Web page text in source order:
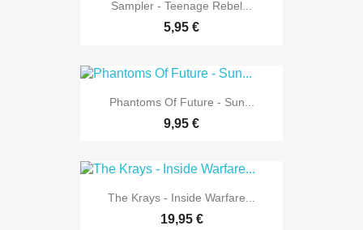
Sampler - Teenage Rebel...
5,95 €
Phantoms Of Future - Sun...
9,95 €
The Krays - Inside Warfare...
19,95 €